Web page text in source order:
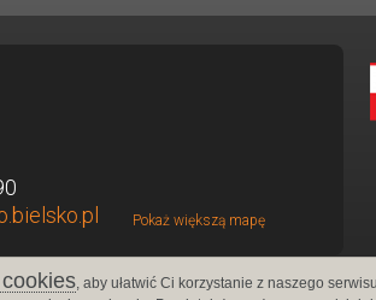
Pokaż większą mapę
, aby ułatwić Ci korzystanie z naszego